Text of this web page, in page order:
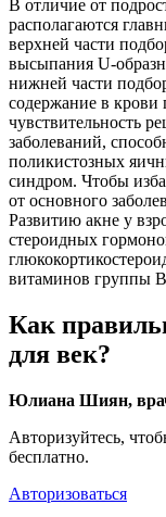
В отличие от
располагаются
верхней части
высыпания U-
нижней части
содержание в
чувствительность
заболеваний,
поликистозных
синдром. Чтобы
от основного
Развитию акне у
стероидных
витаминов группы
Как
для век?
Юлиана Шиян, врач
Авторизуйтесь,
бесплатно.
Авторизоваться